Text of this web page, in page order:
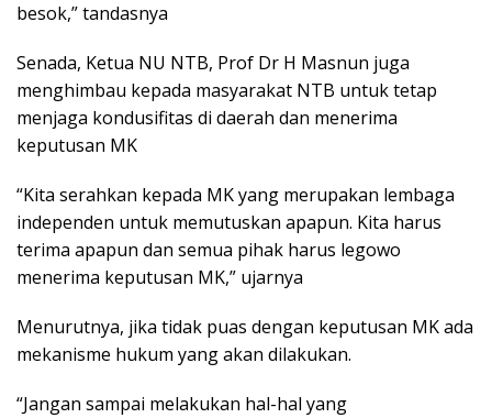
besok,” tandasnya
Senada, Ketua NU NTB, Prof Dr H Masnun juga
menghimbau kepada masyarakat NTB untuk tetap
menjaga kondusifitas di daerah dan menerima
keputusan MK
“Kita serahkan kepada MK yang merupakan lembaga
independen untuk memutuskan apapun. Kita harus
terima apapun dan semua pihak harus legowo
menerima keputusan MK,” ujarnya
Menurutnya, jika tidak puas dengan keputusan MK ada
mekanisme hukum yang akan dilakukan.
“Jangan sampai melakukan hal-hal yang